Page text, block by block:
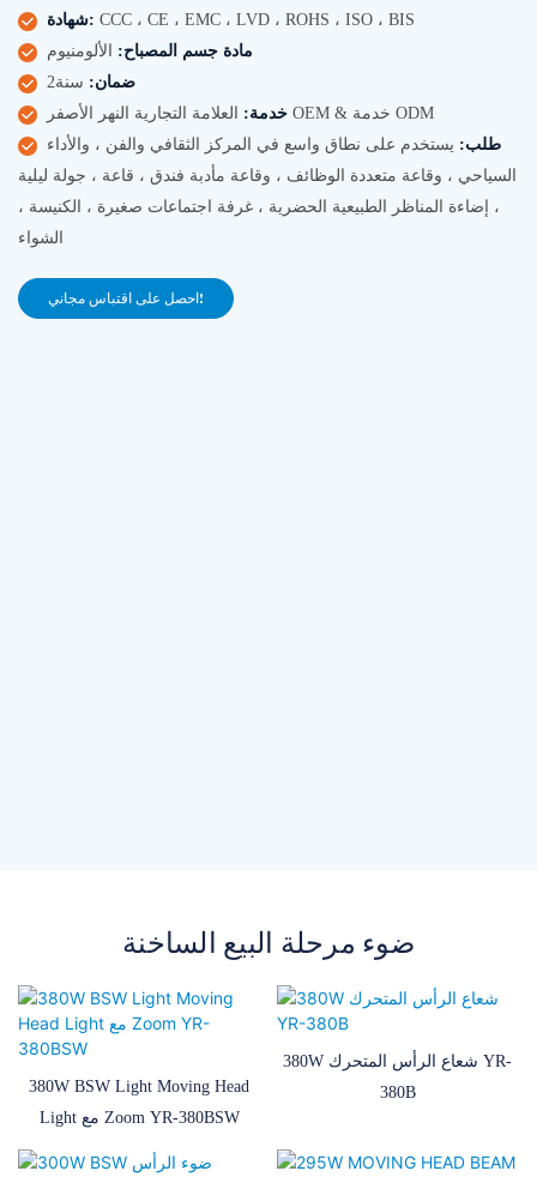
شهادة: CCC ، CE ، EMC ، LVD ، ROHS ، ISO ، BIS
مادة جسم المصباح:
الألومنيوم
ضمان: سنة2
خدمة:
العلامة التجارية النهر الأصفر OEM & خدمة ODM
طلب: يستخدم على نطاق واسع في المركز الثقافي والفن ، والأداء
السياحي ، وقاعة متعددة الوظائف ، وقاعة مأدبة فندق ، قاعة ، جولة ليلية
، إضاءة المناظر الطبيعية الحضرية ، غرفة اجتماعات صغيرة ، الكنيسة ،
الشواء
احصل على اقتباس مجاني!
ضوء مرحلة البيع الساخنة
380W BSW Light Moving Head
Light مع Zoom YR-380BSW
380W شعاع الرأس المتحرك YR-
380B